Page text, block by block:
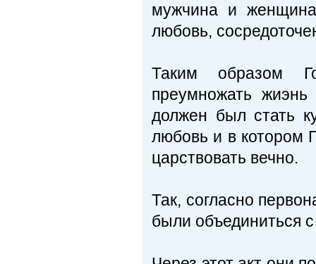
мужчина и
любовь,
Таким образом
преумножать
должен был стать
любовь и в котором
царствовать вечно.
Так, согласно
были объединиться